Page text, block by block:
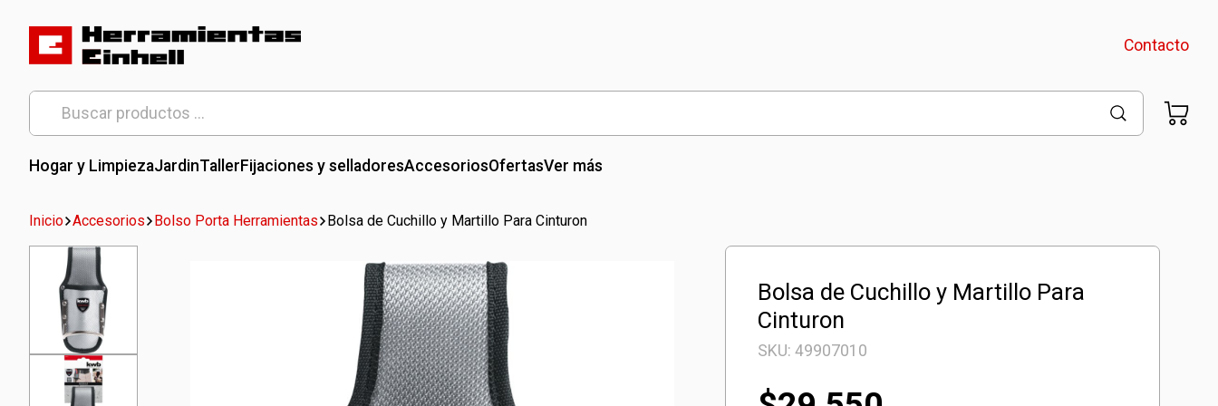
content
Herramientas Einhell
Distribuidor Oficial
Contacto
Buscar
por:
Hogar y LimpiezaJardinTallerFijaciones y selladoresAccesoriosOfertasVer más
Inicio Accesorios Bolso Porta Herramientas Bolsa de Cuchillo y Martillo Para Cinturon
Bolsa de Cuchillo y Martillo Para
Cinturon
SKU:49907010